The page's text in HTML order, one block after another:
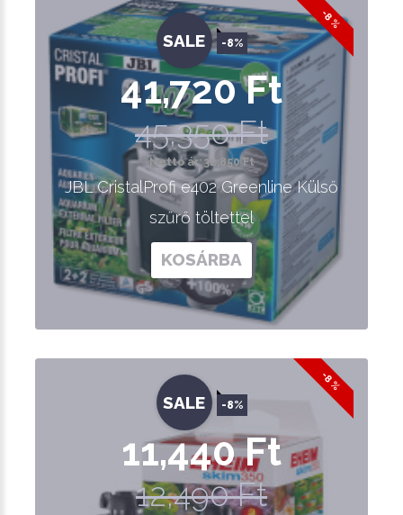
-8 %
SALE -8%
41,720 Ft
45,350 Ft
Nettó ár: 32,850 Ft
JBL CristalProfi e402 Greenline Külső
szűrő töltettel
KOSÁRBA
-8 %
SALE -8%
11,440 Ft
12,490 Ft